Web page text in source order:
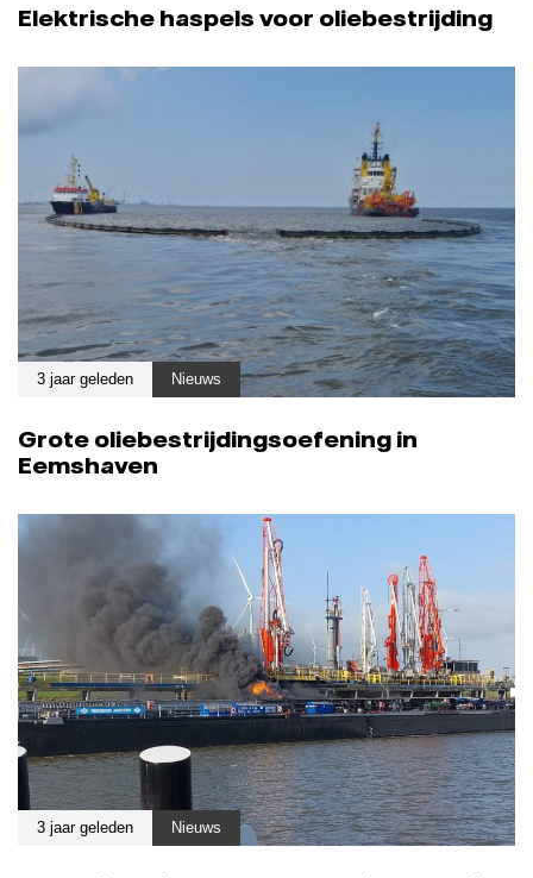
Elektrische haspels voor oliebestrijding
3 jaar geleden Nieuws
Grote oliebestrijdingsoefening in
Eemshaven
3 jaar geleden Nieuws